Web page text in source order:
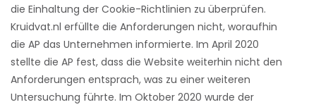
die Einhaltung der Cookie-Richtlinien zu überprüfen.
Kruidvat.nl erfüllte die Anforderungen nicht, woraufhin
die AP das Unternehmen informierte. Im April 2020
stellte die AP fest, dass die Website weiterhin nicht den
Anforderungen entsprach, was zu einer weiteren
Untersuchung führte. Im Oktober 2020 wurde der